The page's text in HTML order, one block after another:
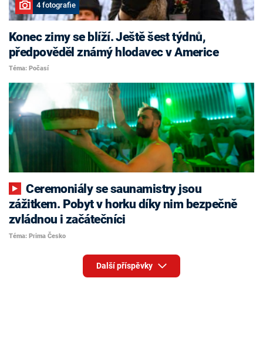
4 fotografie
Konec zimy se blíží. Ještě šest týdnů,
předpověděl známý hlodavec v Americe
Téma: Počasí
Ceremoniály se saunamistry jsou
zážitkem. Pobyt v horku díky nim bezpečně
zvládnou i začátečníci
Téma: Prima Česko
Další příspěvky